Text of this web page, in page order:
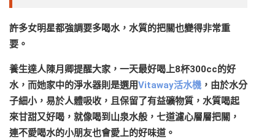
許多女明星都強調要多喝水，水質的把關也變得非常重
要。
養生達人陳月卿提醒大家，一天最好喝上8杯300cc的好
水，而她家中的淨水器則是選用Vitaway活水機 ，由於水分
子細小，易於人體吸收，且保留了有益礦物質，水質喝起
來甘甜又好喝，就像喝到山泉水般，七道濾心層層把關，
連不愛喝水的小朋友也會愛上的好味道。